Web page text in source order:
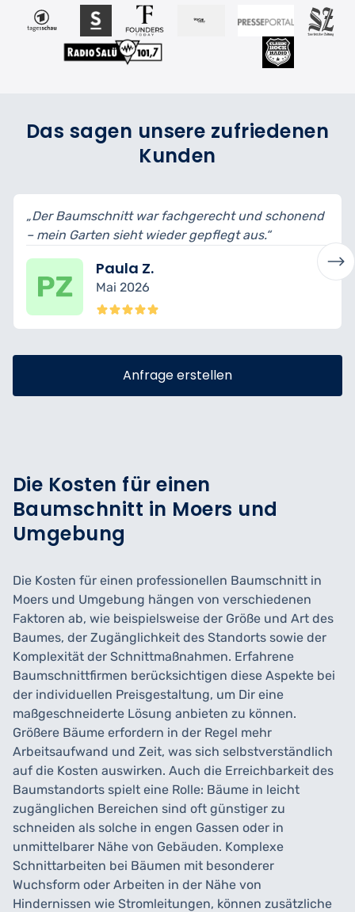
Das sagen unsere zufriedenen
Kunden
war fachgerecht und schonend
Garten sieht wieder gepflegt aus.“
Paula Z.
Mai 2026
Anfrage erstellen
Die Kosten für einen
Baumschnitt in Moers und
Umgebung
Die Kosten für einen professionellen Baumschnitt in
Moers und Umgebung hängen von verschiedenen
Faktoren ab, wie beispielsweise der Größe und Art des
Baumes, der Zugänglichkeit des Standorts sowie der
Komplexität der Schnittmaßnahmen. Erfahrene
Baumschnittfirmen berücksichtigen diese Aspekte bei
der individuellen Preisgestaltung, um Dir eine
maßgeschneiderte Lösung anbieten zu können.
Größere Bäume erfordern in der Regel mehr
Arbeitsaufwand und Zeit, was sich selbstverständlich
auf die Kosten auswirken. Auch die Erreichbarkeit des
Baumstandorts spielt eine Rolle: Bäume in leicht
zugänglichen Bereichen sind oft günstiger zu
schneiden als solche in engen Gassen oder in
unmittelbarer Nähe von Gebäuden. Komplexe
Schnittarbeiten bei Bäumen mit besonderer
Wuchsform oder Arbeiten in der Nähe von
Hindernissen wie Stromleitungen, können zusätzliche